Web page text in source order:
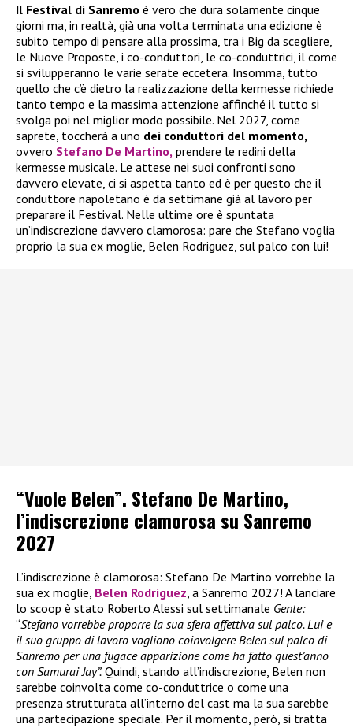
Il Festival di Sanremo è vero che dura solamente cinque
giorni ma, in realtà, già una volta terminata una edizione è
subito tempo di pensare alla prossima, tra i Big da scegliere,
le Nuove Proposte, i co-conduttori, le co-conduttrici, il come
si svilupperanno le varie serate eccetera. Insomma, tutto
quello che c’è dietro la realizzazione della kermesse richiede
tanto tempo e la massima attenzione affinché il tutto si
svolga poi nel miglior modo possibile. Nel 2027, come
saprete, toccherà a uno dei conduttori del momento,
ovvero Stefano De Martino, prendere le redini della
kermesse musicale. Le attese nei suoi confronti sono
davvero elevate, ci si aspetta tanto ed è per questo che il
conduttore napoletano è da settimane già al lavoro per
preparare il Festival. Nelle ultime ore è spuntata
un’indiscrezione davvero clamorosa: pare che Stefano voglia
proprio la sua ex moglie, Belen Rodriguez, sul palco con lui!
“Vuole Belen”. Stefano De Martino,
l’indiscrezione clamorosa su Sanremo
2027
L’indiscrezione è clamorosa: Stefano De Martino vorrebbe la
sua ex moglie, Belen Rodriguez, a Sanremo 2027! A lanciare
lo scoop è stato Roberto Alessi sul settimanale Gente:
“Stefano vorrebbe proporre la sua sfera affettiva sul palco. Lui e
il suo gruppo di lavoro vogliono coinvolgere Belen sul palco di
Sanremo per una fugace apparizione come ha fatto quest’anno
con Samurai Jay”. Quindi, stando all’indiscrezione, Belen non
sarebbe coinvolta come co-conduttrice o come una
presenza strutturata all’interno del cast ma la sua sarebbe
una partecipazione speciale. Per il momento, però, si tratta